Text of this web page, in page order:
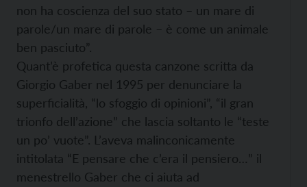
non ha coscienza del suo stato – un mare di
parole/un mare di parole – è come un animale
ben pasciuto”.
Quant’è profetica questa canzone scritta da
Giorgio Gaber nel 1995 per denunciare la
superficialità, “lo sfoggio di opinioni”, “il gran
trionfo dell’azione” che lascia soltanto le “teste
un po’ vuote”. L’aveva malinconicamente
intitolata “E pensare che c’era il pensiero…” il
menestrello Gaber che ci aiuta ad